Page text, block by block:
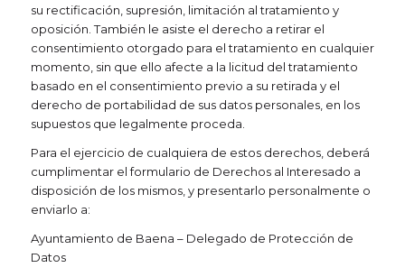
su rectificación, supresión, limitación al tratamiento y
oposición. También le asiste el derecho a retirar el
consentimiento otorgado para el tratamiento en cualquier
momento, sin que ello afecte a la licitud del tratamiento
basado en el consentimiento previo a su retirada y el
derecho de portabilidad de sus datos personales, en los
supuestos que legalmente proceda.
Para el ejercicio de cualquiera de estos derechos, deberá
cumplimentar el formulario de Derechos al Interesado a
disposición de los mismos, y presentarlo personalmente o
enviarlo a:
Ayuntamiento de Baena – Delegado de Protección de
Datos